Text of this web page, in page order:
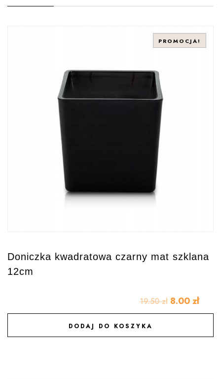
PROMOCJA!
Doniczka kwadratowa czarny mat szklana
12cm
19.50zł 8.00 zł
DODAJ DO KOSZYKA
DODAJ DO ULUBIONYCH